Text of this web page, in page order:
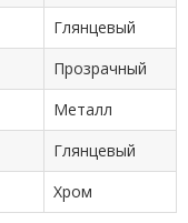
Глянцевый
Прозрачный
Металл
Глянцевый
Хром